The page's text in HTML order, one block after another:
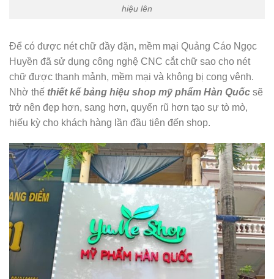
hiệu lên
Để có được nét chữ đầy đặn, mềm mại Quảng Cáo Ngọc
Huyền đã sử dụng công nghệ CNC cắt chữ sao cho nét
chữ được thanh mảnh, mềm mại và không bị cong vênh.
Nhờ thế thiết kế bảng hiệu shop mỹ phẩm Hàn Quốc sẽ
trở nên đẹp hơn, sang hơn, quyến rũ hơn tạo sự tò mò,
hiếu kỳ cho khách hàng lần đầu tiên đến shop.